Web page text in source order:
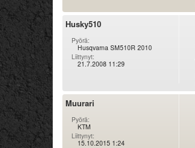
Husky510
Pyörä:
Husqvarna SM510R 2010
Liittynyt:
21.7.2008 11:29
Muurari
Pyörä:
KTM
Liittynyt:
15.10.2015 1:24